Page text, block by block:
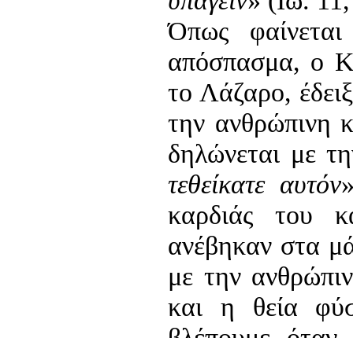
Όπως
απόσπασμα, ο
το Λάζαρο,
την ανθρώπινη
δηλώνεται με
τεθείκατε αυτόν
καρδιάς του
ανέβηκαν στα
με την
και η θεία